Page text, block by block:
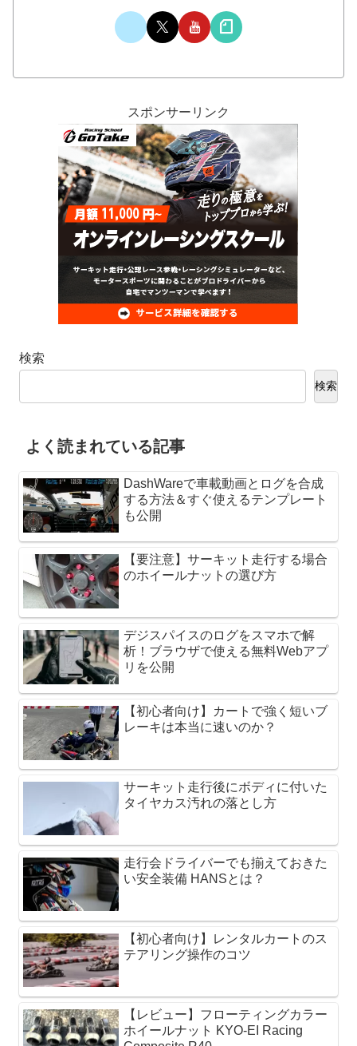
スポンサーリンク
検索
検索
よく読まれている記事
DashWareで車載動画とログを合成
する方法＆すぐ使えるテンプレート
も公開
【要注意】サーキット走行する場合
のホイールナットの選び方
デジスパイスのログをスマホで解
析！ブラウザで使える無料Webアプ
リを公開
【初心者向け】カートで強く短いブ
レーキは本当に速いのか？
サーキット走行後にボディに付いた
タイヤカス汚れの落とし方
走行会ドライバーでも揃えておきた
い安全装備 HANSとは？
【初心者向け】レンタルカートのス
テアリング操作のコツ
【レビュー】フローティングカラー
ホイールナット KYO-EI Racing